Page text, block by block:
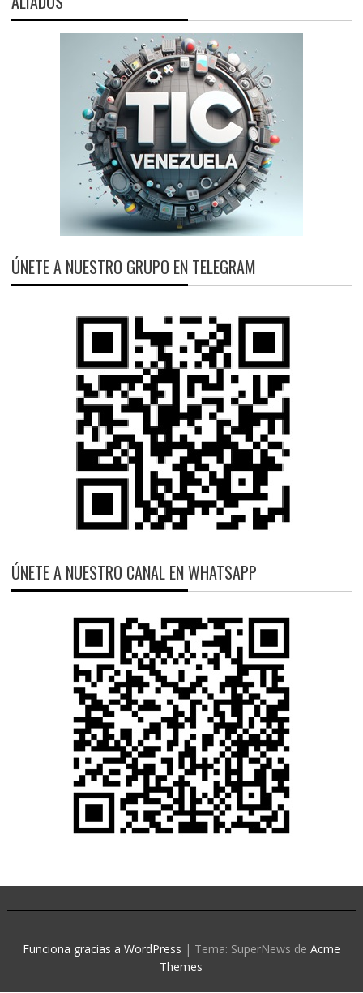
ÚNETE A NUESTRO GRUPO EN TELEGRAM
ÚNETE A NUESTRO CANAL EN WHATSAPP
Funciona gracias a WordPress | Tema: SuperNews de Acme
Themes